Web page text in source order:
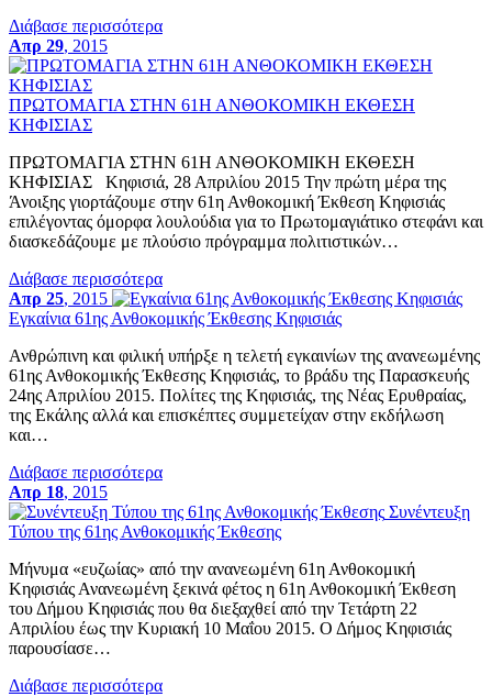
Διάβασε περισσότερα
Απρ 29, 2015
ΠΡΩΤΟΜΑΓΙΑ ΣΤΗΝ 61Η ΑΝΘΟΚΟΜΙΚΗ ΕΚΘΕΣΗ
ΚΗΦΙΣΙΑΣ
ΠΡΩΤΟΜΑΓΙΑ ΣΤΗΝ 61Η ΑΝΘΟΚΟΜΙΚΗ ΕΚΘΕΣΗ
ΚΗΦΙΣΙΑΣ Κηφισιά, 28 Απριλίου 2015 Την πρώτη μέρα της
Άνοιξης γιορτάζουμε στην 61η Ανθοκομική Έκθεση Κηφισιάς
επιλέγοντας όμορφα λουλούδια για το Πρωτομαγιάτικο στεφάνι και
διασκεδάζουμε με πλούσιο πρόγραμμα πολιτιστικών…
Διάβασε περισσότερα
Απρ 25, 2015
Εγκαίνια 61ης Ανθοκομικής Έκθεσης Κηφισιάς
Ανθρώπινη και φιλική υπήρξε η τελετή εγκαινίων της ανανεωμένης
61ης Ανθοκομικής Έκθεσης Κηφισιάς, το βράδυ της Παρασκευής
24ης Απριλίου 2015. Πολίτες της Κηφισιάς, της Νέας Ερυθραίας,
της Εκάλης αλλά και επισκέπτες συμμετείχαν στην εκδήλωση
και…
Διάβασε περισσότερα
Απρ 18, 2015
Συνέντευξη
Τύπου της 61ης Ανθοκομικής Έκθεσης
Μήνυμα «ευζωίας» από την ανανεωμένη 61η Ανθοκομική
Κηφισιάς Ανανεωμένη ξεκινά φέτος η 61η Ανθοκομική Έκθεση
του Δήμου Κηφισιάς που θα διεξαχθεί από την Τετάρτη 22
Απριλίου έως την Κυριακή 10 Μαΐου 2015. Ο Δήμος Κηφισιάς
παρουσίασε…
Διάβασε περισσότερα